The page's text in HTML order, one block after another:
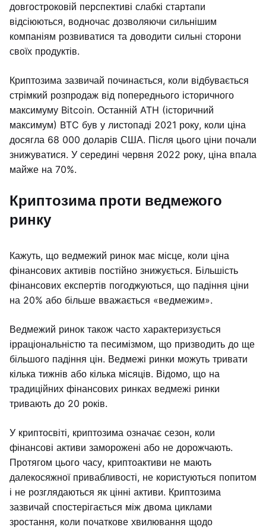
довгостроковій перспективі слабкі стартапи
відсіюються, водночас дозволяючи сильнішим
компаніям розвиватися та доводити сильні сторони
своїх продуктів.
Криптозима зазвичай починається, коли відбувається
стрімкий розпродаж від попереднього історичного
максимуму Bitcoin. Останній ATH (історичний
максимум) BTC був у листопаді 2021 року, коли ціна
досягла 68 000 доларів США. Після цього ціни почали
знижуватися. У середині червня 2022 року, ціна впала
майже на 70%.
Криптозима проти ведмежого
ринку
Кажуть, що ведмежий ринок має місце, коли ціна
фінансових активів постійно знижується. Більшість
фінансових експертів погоджуються, що падіння ціни
на 20% або більше вважається «ведмежим».
Ведмежий ринок також часто характеризується
ірраціональністю та песимізмом, що призводить до ще
більшого падіння цін. Ведмежі ринки можуть тривати
кілька тижнів або кілька місяців. Відомо, що на
традиційних фінансових ринках ведмежі ринки
тривають до 20 років.
У криптосвіті, криптозима означає сезон, коли
фінансові активи заморожені або не дорожчають.
Протягом цього часу, криптоактиви не мають
далекосяжної привабливості, не користуються попитом
і не розглядаються як цінні активи. Криптозима
зазвичай спостерігається між двома циклами
зростання, коли початкове хвилювання щодо